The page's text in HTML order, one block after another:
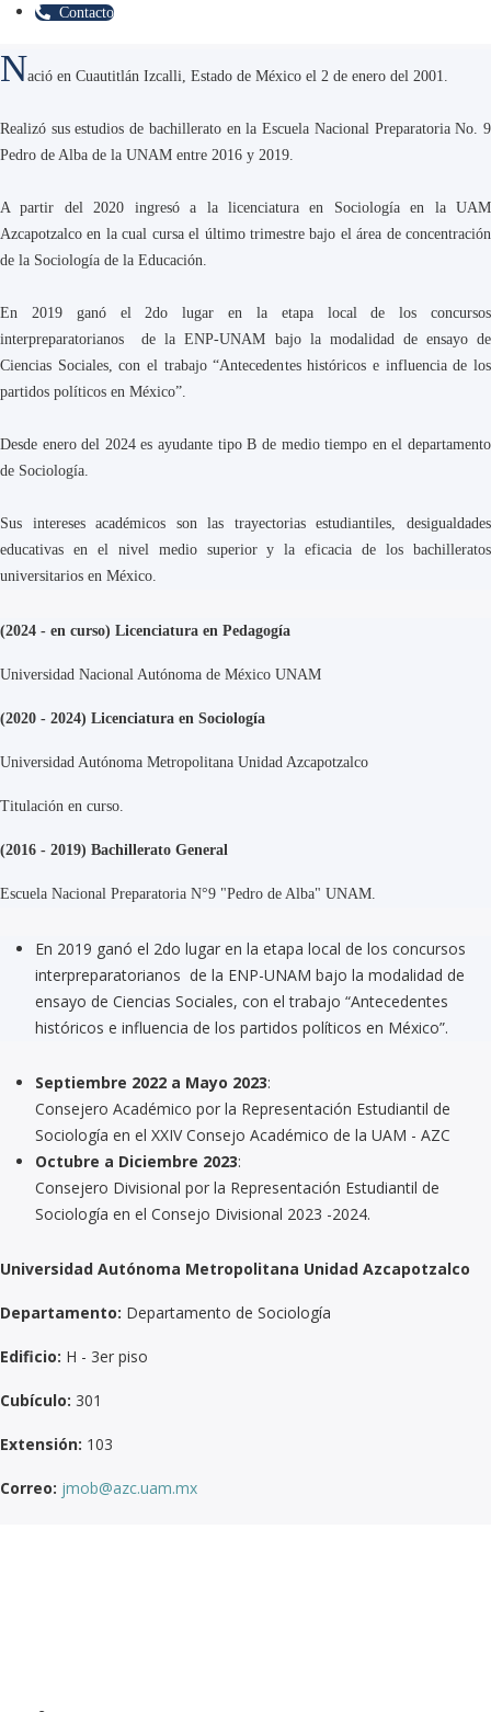
Contacto
Nació en Cuautitlán Izcalli, Estado de México el 2 de enero del 2001.
Realizó sus estudios de bachillerato en la Escuela Nacional Preparatoria No. 9
Pedro de Alba de la UNAM entre 2016 y 2019.
A partir del 2020 ingresó a la licenciatura en Sociología en la UAM
Azcapotzalco en la cual cursa el último trimestre bajo el área de concentración
de la Sociología de la Educación.
En 2019 ganó el 2do lugar en la etapa local de los concursos
interpreparatorianos de la ENP-UNAM bajo la modalidad de ensayo de
Ciencias Sociales, con el trabajo “Antecedentes históricos e influencia de los
partidos políticos en México”.
Desde enero del 2024 es ayudante tipo B de medio tiempo en el departamento
de Sociología.
Sus intereses académicos son las trayectorias estudiantiles, desigualdades
educativas en el nivel medio superior y la eficacia de los bachilleratos
universitarios en México.
(2024 - en curso) Licenciatura en Pedagogía
Universidad Nacional Autónoma de México UNAM
(2020 - 2024) Licenciatura en Sociología
Universidad Autónoma Metropolitana Unidad Azcapotzalco
Titulación en curso.
(2016 - 2019) Bachillerato General
Escuela Nacional Preparatoria N°9 "Pedro de Alba" UNAM.
En 2019 ganó el 2do lugar en la etapa local de los concursos
interpreparatorianos de la ENP-UNAM bajo la modalidad de
ensayo de Ciencias Sociales, con el trabajo “Antecedentes
históricos e influencia de los partidos políticos en México”.
Septiembre 2022 a Mayo 2023:
Consejero Académico por la Representación Estudiantil de
Sociología en el XXIV Consejo Académico de la UAM - AZC
Octubre a Diciembre 2023:
Consejero Divisional por la Representación Estudiantil de
Sociología en el Consejo Divisional 2023 -2024.
Universidad Autónoma Metropolitana Unidad Azcapotzalco
Departamento: Departamento de Sociología
Edificio: H - 3er piso
Cubículo: 301
Extensión: 103
Correo: jmob@azc.uam.mx